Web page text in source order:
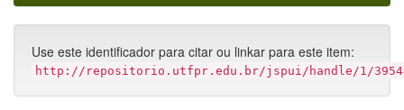
Use este identificador para citar ou linkar para este item:
http://repositorio.utfpr.edu.br/jspui/handle/1/